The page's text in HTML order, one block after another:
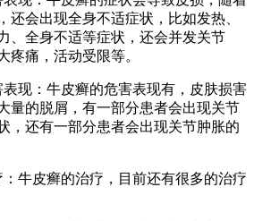
还会出现全身不适症状，比如发热、
、全身不适等症状，还会并发关节
疼痛，活动受限等。
现：牛皮癣的危害表现有，皮肤损害
量的脱屑，有一部分患者会出现关节
，还有一部分患者会出现关节肿胀的
牛皮癣的治疗，目前还有很多的治疗